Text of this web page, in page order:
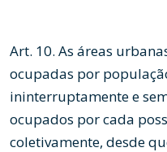
Art. 10. As áreas
ocupadas por
ininterruptamente e
ocupados por cada
coletivamente, desde